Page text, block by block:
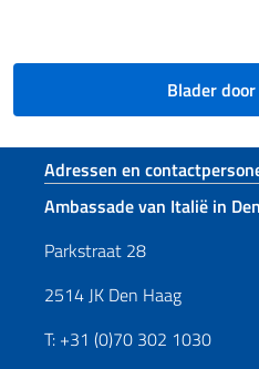
Blader
Voetregel
Adressen en
Ambassade van Italië in
Parkstraat 28
2514 JK Den Haag
T: +31 (0)70 302 1030